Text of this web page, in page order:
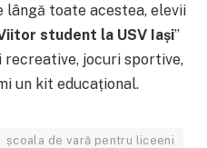
lângă toate acestea, elevii
student la USV Iași”
jocuri sportive,
un kit educațional.
școala de vară pentru liceeni